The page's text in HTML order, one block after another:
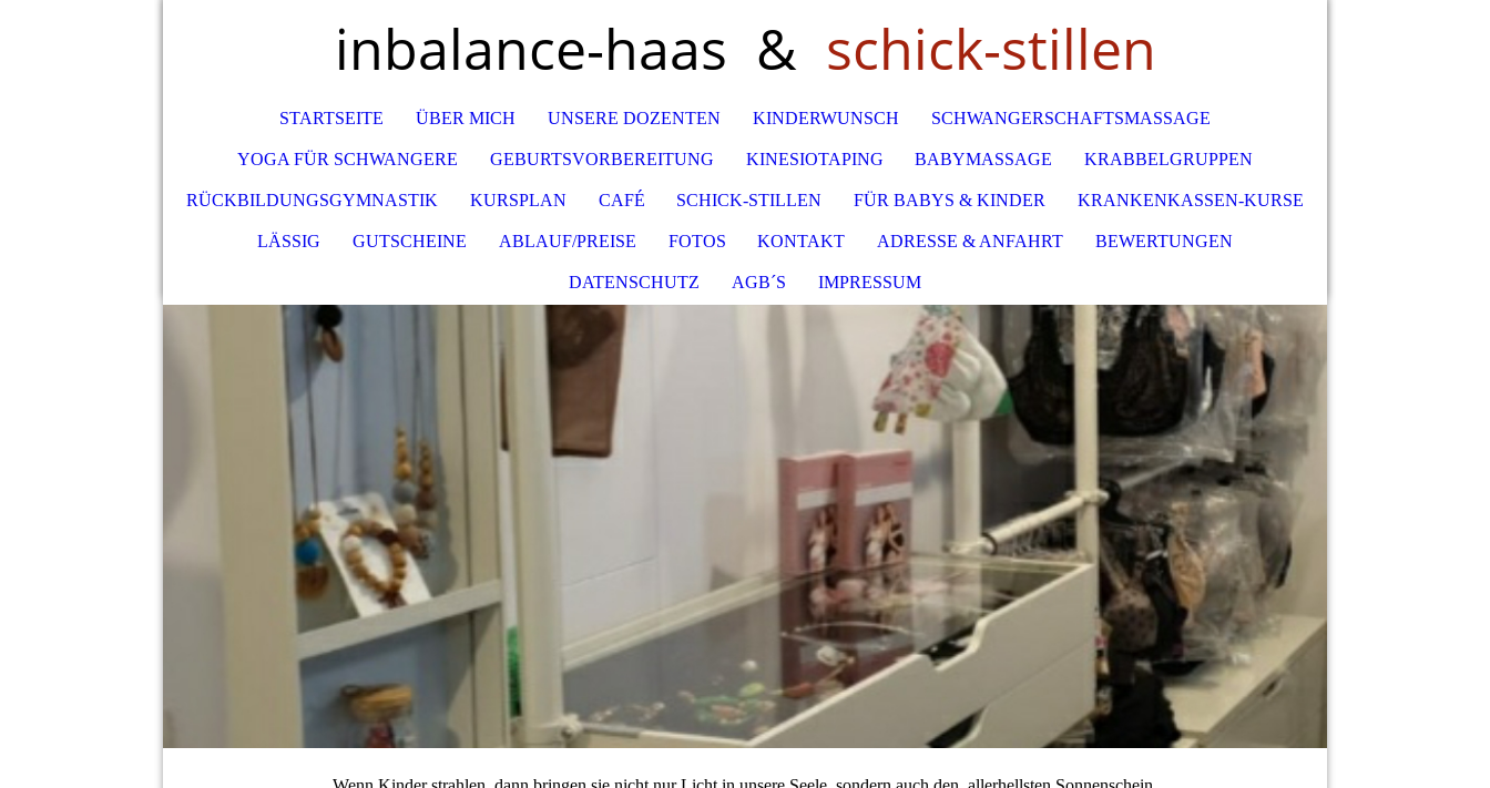
inbalance-haas & schick-stillen
STARTSEITE ÜBER MICH UNSERE DOZENTEN KINDERWUNSCH SCHWANGERSCHAFTSMASSAGE
YOGA FÜR SCHWANGERE GEBURTSVORBEREITUNG KINESIOTAPING BABYMASSAGE KRABBELGRUPPEN
RÜCKBILDUNGSGYMNASTIK KURSPLAN CAFÉ SCHICK-STILLEN FÜR BABYS & KINDER KRANKENKASSEN-KURSE
LÄSSIG GUTSCHEINE ABLAUF/PREISE FOTOS KONTAKT ADRESSE & ANFAHRT BEWERTUNGEN
DATENSCHUTZ AGB´S IMPRESSUM